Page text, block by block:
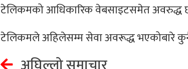
टेलिकमको आधिकारिक वेबसाइटसमेत अवरुद्ध
टेलिकमले अहिलेसम्म सेवा अवरूद्ध भएकोबारे